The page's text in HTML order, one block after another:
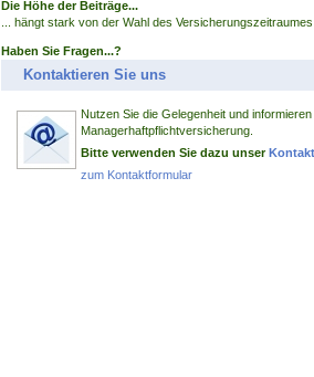
Die Höhe der Beiträge...
... hängt stark von der Wahl des
Haben Sie Fragen...?
Kontaktieren Sie uns
Nutzen Sie die Gelegenheit und
Managerhaftpflichtversicherung.
Bitte verwenden Sie dazu unser
zum Kontaktformular